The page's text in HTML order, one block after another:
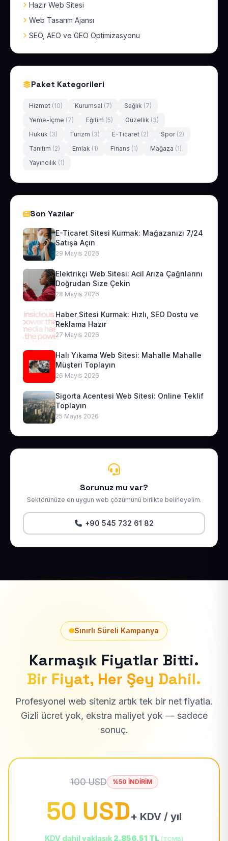
Hazır Web Sitesi
Web Tasarım Ajansı
SEO, AEO ve GEO Optimizasyonu
Paket Kategorileri
Hizmet (10) Kurumsal (7) Sağlık (7)
Yeme-İçme (7) Eğitim (5) Güzellik (3)
Hukuk (3) Turizm (3) E-Ticaret (2) Spor (2)
Tanıtım (2) Emlak (1) Finans (1) Mağaza (1)
Yayıncılık (1)
Son Yazılar
E-Ticaret Sitesi Kurmak: Mağazanızı 7/24
Satışa Açın
29 Mayıs 2026
Elektrikçi Web Sitesi: Acil Arıza Çağrılarını
Doğrudan Size Çekin
28 Mayıs 2026
Haber Sitesi Kurmak: Hızlı, SEO Dostu ve
Reklama Hazır
27 Mayıs 2026
Halı Yıkama Web Sitesi: Mahalle Mahalle
Müşteri Toplayın
26 Mayıs 2026
Sigorta Acentesi Web Sitesi: Online Teklif
Toplayın
25 Mayıs 2026
Sorunuz mu var?
Sektörünüze en uygun web çözümünü birlikte belirleyelim.
+90 545 732 61 82
Sınırlı Süreli Kampanya
Karmaşık Fiyatlar Bitti.
Bir Fiyat, Her Şey Dahil.
Profesyonel web siteniz artık tek bir net fiyatla.
Gizli ücret yok, ekstra maliyet yok — sadece
sonuç.
100 USD %50 İNDİRİM
50 USD+ KDV / yıl
KDV dahil yaklaşık 2.856,51 TL (TCMB)